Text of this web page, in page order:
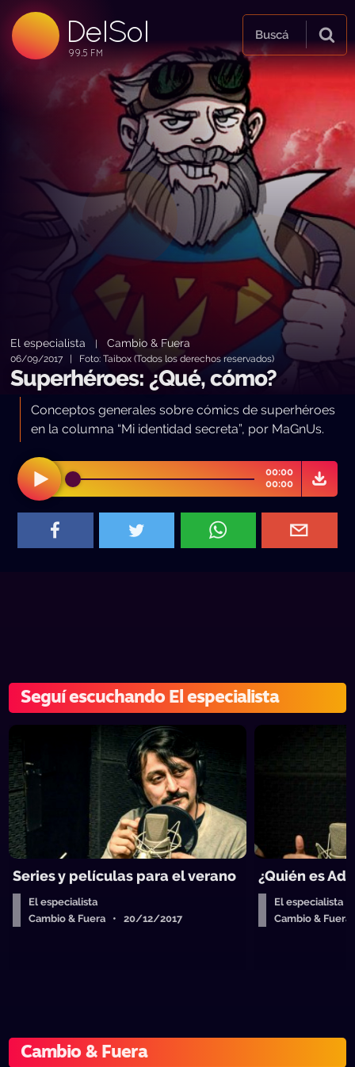
DelSol
99.5 FM
99.5 FM
99.5 FM
Buscá
El especialista |Cambio & Fuera
06/09/2017 | Foto: Taibox (Todos los derechos reservados)
Superhéroes: ¿Qué, cómo?
Conceptos generales sobre cómics de superhéroes
en la columna “Mi identidad secreta”, por MaGnUs.
00:00
00:00
Seguí escuchando El especialista
Series y películas para el verano
El especialista
Cambio & Fuera • 20/12/2017
¿Quién es
El especialista
Cambio &
Cambio & Fuera